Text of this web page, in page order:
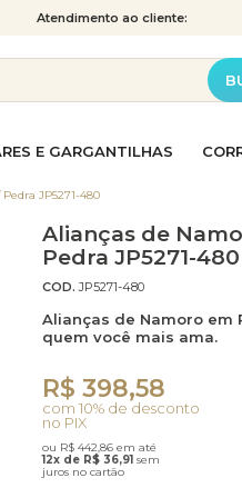
Atendimento ao cliente:
Anel
Aparador
Brincos
Brincos de
Brincos
Brincos
E GARGANTILHAS
Colar
Corrente de
Corrente
Corrente
Correntes
Piercing de
Pingente de
Pingente
Pingente
Berloques
Pulseira
Pulseiras
Pulseiras
JP5271-480
Alianças de
Pedra JP5271-480
COD. JP5271-480
Alianças de Namoro em
quem você mais ama.
R$ 398,58
com 10% de desconto
no PIX
ou R$ 442,86 em até
12x de R$ 36,91 sem
juros no cartão